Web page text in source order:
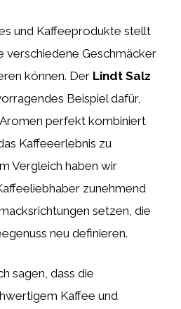
und Kaffeeprodukte stellt
verschiedene Geschmäcker
können. Der Lindt Salz
Beispiel dafür,
perfekt kombiniert
Kaffeeerlebnis zu
Vergleich haben wir
zunehmend
setzen, die
neu definieren.
sagen, dass die
Kaffee und